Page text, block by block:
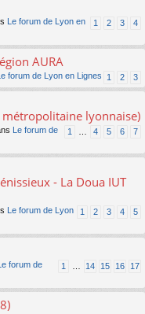
1 2 3 4
Le forum de Lyon en
AURA
1 2 3
Le forum de Lyon en Lignes
métropolitaine lyonnaise)
1 4 5 6 7
Le forum de
- La Doua IUT
1 2 3 4 5
Le forum de Lyon
1 14 15 16 17
Le forum de